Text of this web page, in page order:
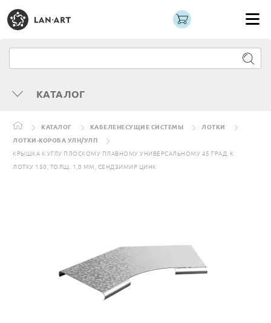
КАТАЛОГ
КАТАЛОГ КАБЕЛЕНЕСУЩИЕ СИСТЕМЫ
ЛОТКИ
ЛОТКИ-КОРОБА УЛН/УЛП
КРЫШКА К УГЛУ ПЛОСКОМУ ПЛАВНОМУ УНИВЕРСАЛЬНОМУ 45 ГРАД. К
ЛОТКУ 150, ТОЛЩ. 1,0 ММ, СЕНДЗИМИР ЦИНК